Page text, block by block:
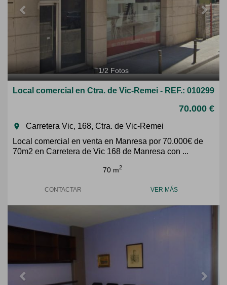
1/2 Fotos
Local comercial en Ctra. de Vic-Remei - REF.: 010299
70.000 €
room
Carretera Vic, 168, Ctra. de Vic-Remei
Local comercial en venta en Manresa por 70.000€ de
70m2 en Carretera de Vic 168 de Manresa con ...
70 m2
CONTACTAR VER MÁS